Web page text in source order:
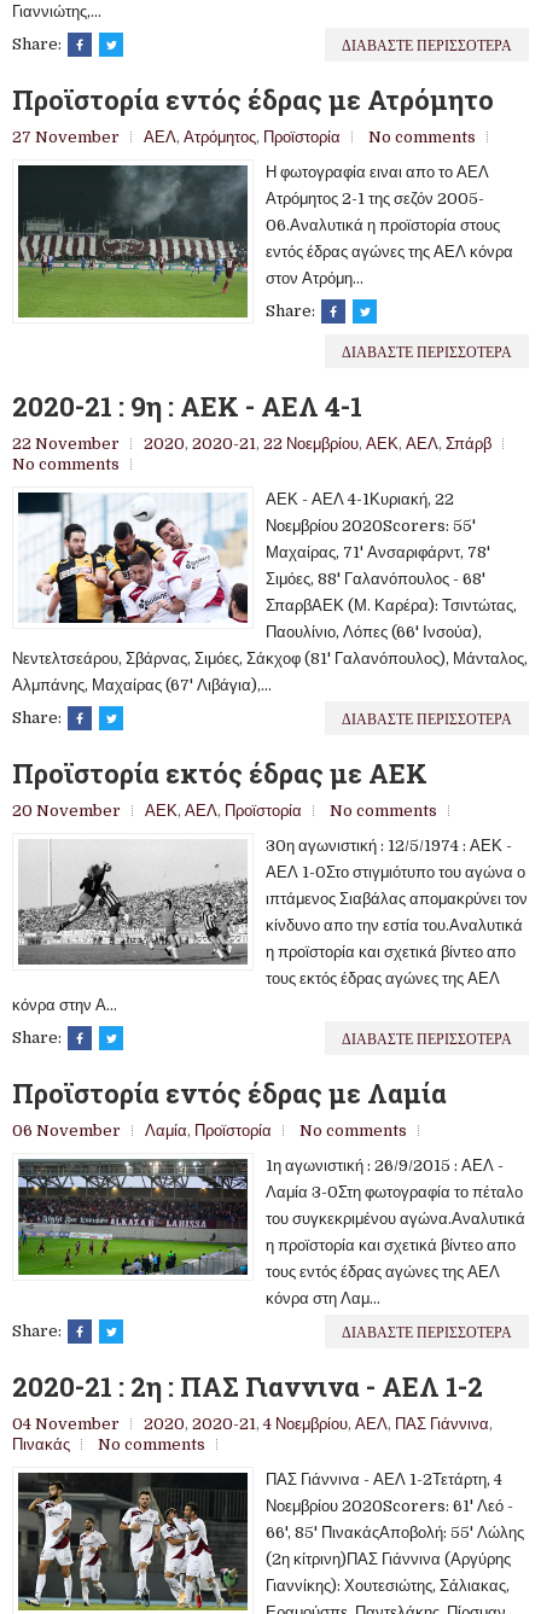
Γιαννιώτης,...
Share:
ΔΙΑΒΑΣΤΕ ΠΕΡΙΣΣΟΤΕΡΑ
Προϊστορία εντός έδρας με Ατρόμητο
27 November ΑΕΛ, Ατρόμητος, Προϊστορία
No comments
Η φωτογραφία ειναι απο το ΑΕΛ
Ατρόμητος 2-1 της σεζόν 2005-
06.Αναλυτικά η προϊστορία στους
εντός έδρας αγώνες της ΑΕΛ κόνρα
στον Ατρόμη...
Share:
ΔΙΑΒΑΣΤΕ ΠΕΡΙΣΣΟΤΕΡΑ
2020-21 : 9η : ΑΕΚ - ΑΕΛ 4-1
22 November 2020, 2020-21, 22 Νοεμβρίου, ΑΕΚ, ΑΕΛ, Σπάρβ
No comments
ΑΕΚ - ΑΕΛ 4-1Κυριακή, 22
Νοεμβρίου 2020Scorers: 55'
Μαχαίρας, 71' Ανσαριφάρντ, 78'
Σιμόες, 88' Γαλανόπουλος - 68'
ΣπαρβΑΕΚ (Μ. Καρέρα): Τσιντώτας,
Παουλίνιο, Λόπες (66' Ινσούα),
Νεντελτσεάρου, Σβάρνας, Σιμόες, Σάκχοφ (81' Γαλανόπουλος), Μάνταλος,
Αλμπάνης, Μαχαίρας (67' Λιβάγια),...
Share:
ΔΙΑΒΑΣΤΕ ΠΕΡΙΣΣΟΤΕΡΑ
Προϊστορία εκτός έδρας με ΑΕΚ
20 November ΑΕΚ, ΑΕΛ, Προϊστορία
No comments
30η αγωνιστική : 12/5/1974 : ΑΕΚ -
ΑΕΛ 1-0Στο στιγμιότυπο του αγώνα ο
ιπτάμενος Σιαβάλας απομακρύνει τον
κίνδυνο απο την εστία του.Αναλυτικά
η προϊστορία και σχετικά βίντεο απο
τους εκτός έδρας αγώνες της ΑΕΛ
κόνρα στην Α...
Share:
ΔΙΑΒΑΣΤΕ ΠΕΡΙΣΣΟΤΕΡΑ
Προϊστορία εντός έδρας με Λαμία
06 November Λαμία, Προϊστορία
No comments
1η αγωνιστική : 26/9/2015 : ΑΕΛ -
Λαμία 3-0Στη φωτογραφία το πέταλο
του συγκεκριμένου αγώνα.Αναλυτικά
η προϊστορία και σχετικά βίντεο απο
τους εντός έδρας αγώνες της ΑΕΛ
κόνρα στη Λαμ...
Share:
ΔΙΑΒΑΣΤΕ ΠΕΡΙΣΣΟΤΕΡΑ
2020-21 : 2η : ΠΑΣ Γιαννινα - ΑΕΛ 1-2
04 November 2020, 2020-21,4 Νοεμβρίου, ΑΕΛ, ΠΑΣ Γιάννινα,
Πινακάς
No comments
ΠΑΣ Γιάννινα - ΑΕΛ 1-2Τετάρτη, 4
Νοεμβρίου 2020Scorers: 61' Λεό -
66', 85' ΠινακάςΑποβολή: 55' Λώλης
(2η κίτρινη)ΠΑΣ Γιάννινα (Αργύρης
Γιαννίκης): Χουτεσιώτης, Σάλιακας,